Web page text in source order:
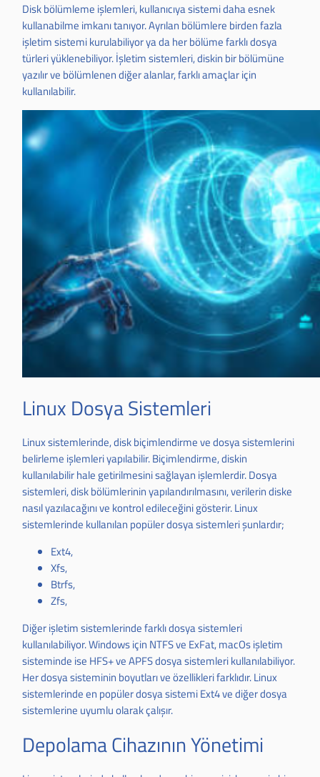
Disk bölümleme işlemleri, kullanıcıya sistemi daha esnek
kullanabilme imkanı tanıyor. Ayrılan bölümlere birden fazla
işletim sistemi kurulabiliyor ya da her bölüme farklı dosya
türleri yüklenebiliyor. İşletim sistemleri, diskin bir bölümüne
yazılır ve bölümlenen diğer alanlar, farklı amaçlar için
kullanılabilir.
Linux Dosya Sistemleri
Linux sistemlerinde, disk biçimlendirme ve dosya sistemlerini
belirleme işlemleri yapılabilir. Biçimlendirme, diskin
kullanılabilir hale getirilmesini sağlayan işlemlerdir. Dosya
sistemleri, disk bölümlerinin yapılandırılmasını, verilerin diske
nasıl yazılacağını ve kontrol edileceğini gösterir. Linux
sistemlerinde kullanılan popüler dosya sistemleri şunlardır;
Ext4,
Xfs,
Btrfs,
Zfs,
Diğer işletim sistemlerinde farklı dosya sistemleri
kullanılabiliyor. Windows için NTFS ve ExFat, macOs işletim
sisteminde ise HFS+ ve APFS dosya sistemleri kullanılabiliyor.
Her dosya sisteminin boyutları ve özellikleri farklıdır. Linux
sistemlerinde en popüler dosya sistemi Ext4 ve diğer dosya
sistemlerine uyumlu olarak çalışır.
Depolama Cihazının Yönetimi